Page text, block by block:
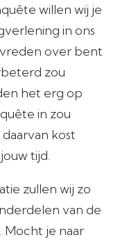
willen wij je
in ons
over bent
zou
het erg op
in zou
kost
tijd.
zullen wij zo
van de
Mocht je naar